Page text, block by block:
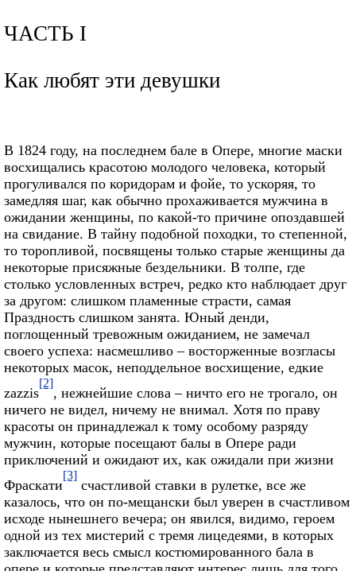
ЧАСТЬ I
Как любят эти девушки
В 1824 году, на последнем бале в Опере, многие маски
восхищались красотою молодого человека, который
прогуливался по коридорам и фойе, то ускоряя, то
замедляя шаг, как обычно прохаживается мужчина в
ожидании женщины, по какой-то причине опоздавшей
на свидание. В тайну подобной походки, то степенной,
то торопливой, посвящены только старые женщины да
некоторые присяжные бездельники. В толпе, где
столько условленных встреч, редко кто наблюдает друг
за другом: слишком пламенные страсти, самая
Праздность слишком занята. Юный денди,
поглощенный тревожным ожиданием, не замечал
своего успеха: насмешливо – восторженные возгласы
некоторых масок, неподдельное восхищение, едкие
zazzis
[2]
, нежнейшие слова – ничто его не трогало, он
ничего не видел, ничему не внимал. Хотя по праву
красоты он принадлежал к тому особому разряду
мужчин, которые посещают балы в Опере ради
приключений и ожидают их, как ожидали при жизни
Фраскати
[3]
счастливой ставки в рулетке, все же
казалось, что он по-мещански был уверен в счастливом
исходе нынешнего вечера; он явился, видимо, героем
одной из тех мистерий с тремя лицедеями, в которых
заключается весь смысл костюмированного бала в